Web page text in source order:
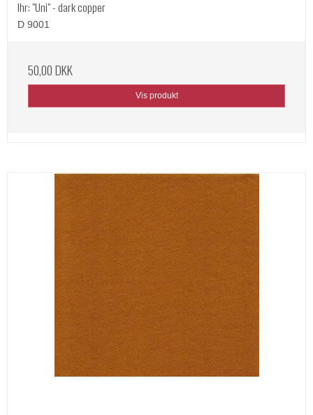
Ihr: "Uni" - dark copper
D 9001
50,00 DKK
Vis produkt